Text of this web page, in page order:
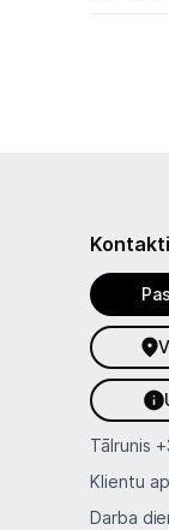
Kontakti
Tālrunis
Klientu
Darba